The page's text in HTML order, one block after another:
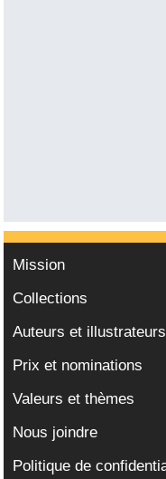
Mission
Collections
Auteurs et illustrateurs
Prix et nominations
Valeurs et thèmes
Nous joindre
Politique de